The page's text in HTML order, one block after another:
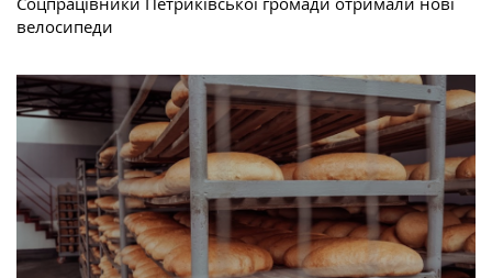
велосипеди